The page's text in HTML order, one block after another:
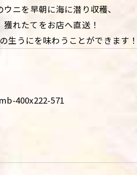
ウニを早朝に海に潜り収穫、
獲れたてをお店へ直送！
生うにを味わうことができます！